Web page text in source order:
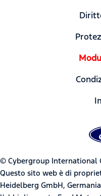
© Cybergroup International
Questo sito web è di
Heidelberg GmbH,